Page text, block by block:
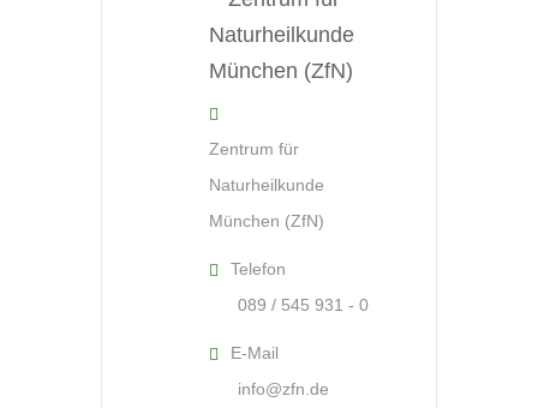
Zentrum für
Naturheilkunde
München (ZfN)
Telefon
089 / 545 931 - 0
E-Mail
info@zfn.de